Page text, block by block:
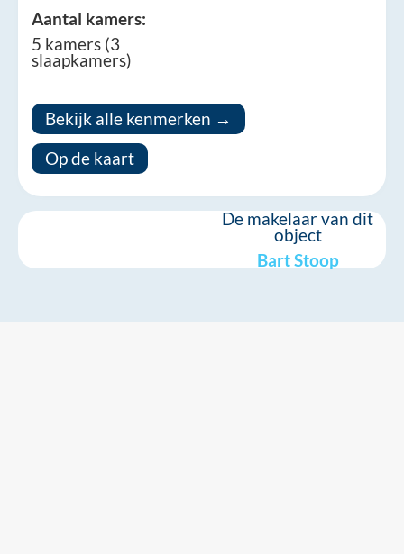
Aantal kamers:
5 kamers (3
slaapkamers)
Bekijk alle kenmerken →
Op de kaart
De makelaar van dit
object
Bart Stoop